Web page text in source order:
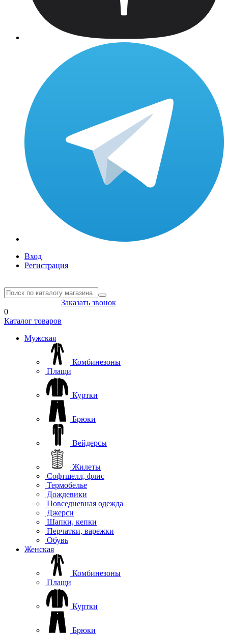
Вход
Регистрация
Заказать звонок
0
Каталог товаров
Мужская
Комбинезоны
Плащи
Куртки
Брюки
Вейдерсы
Жилеты
Софтшелл, флис
Термобелье
Дождевики
Повседневная одежда
Джерси
Шапки, кепки
Перчатки, варежки
Обувь
Женская
Комбинезоны
Плащи
Куртки
Брюки